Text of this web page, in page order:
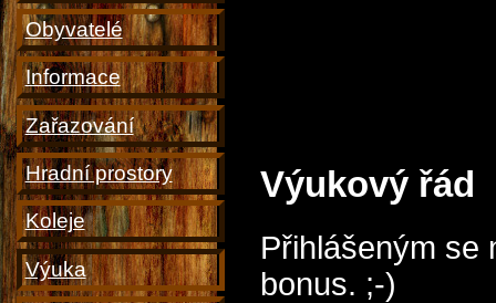
Výukový řád
Přihlášeným se
bonus. ;-)
Obyvatelé
Informace
Zařazování
Hradní prostory
Koleje
Výuka